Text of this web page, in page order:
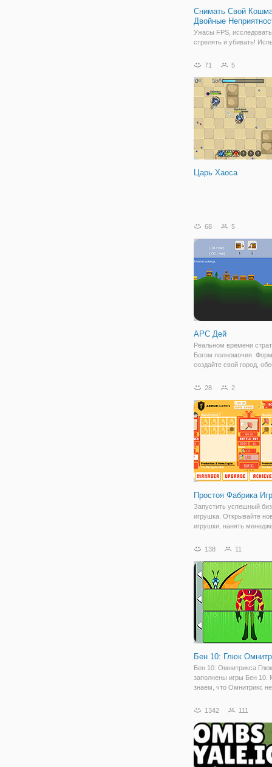
Снимать Свой
Двойные
Ужасы FPS,
стрелять и убивать!
кошмары! Исследуйте
Грузы из пушки! Два
бонусный уровень!
2020 Ваш Кошмар
71 5
Царь Хаоса
68 5
АРС Дей
Реальном времени
Богом полномочия.
создайте свой город,
обучайте свои войска и
вашим людям свои
силы.
28 2
Простоя Фабрика
Запустить успешный
игрушка. Открывайте
игрушки, нанять
престиж. Когда у вас
собственный курорт.
новые виды
138 11
Бен 10: Глюк
Бен 10: Омнитрикса
заполнены игры Бен 10.
знаем, что Омнитрикс
ben10. Но у нас здесь
трудности с
персонажей,
1342 111